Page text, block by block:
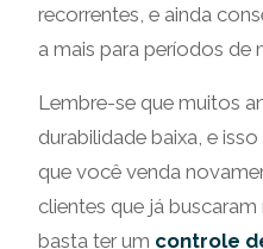
recorrentes, e ainda
a mais para períodos de
Lembre-se que muitos
durabilidade baixa, e
que você venda
clientes que já buscaram
basta ter um controle